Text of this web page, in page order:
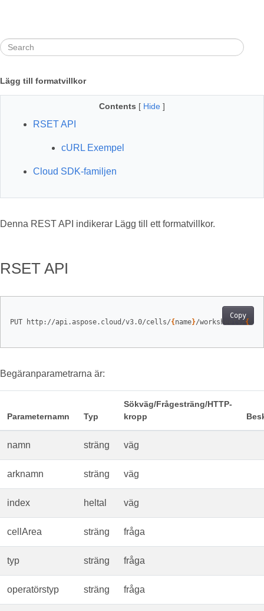
Lägg till formatvillkor
Contents [ Hide ]
RSET API
cURL Exempel
Cloud SDK-familjen
Denna REST API indikerar Lägg till ett formatvillkor.
RSET API
Copy
PUT http://api.aspose.cloud/v3.0/cells/{ name}/worksheets/ {
Begäranparametrarna är:
Parameternamn Typ
Sökväg/Frågesträng/HTTP-
kropp
namn sträng väg
arknamn sträng väg
index heltal väg
cellArea sträng fråga
typ sträng fråga
operatörstyp sträng fråga